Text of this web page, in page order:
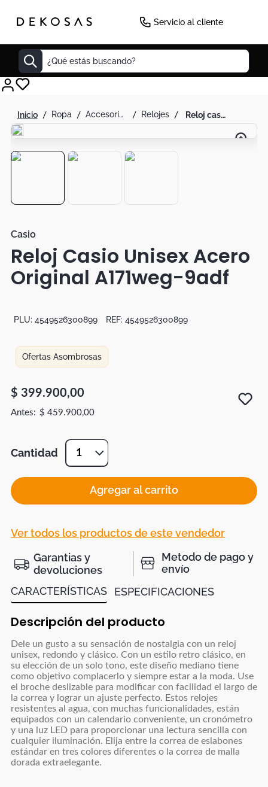
Servicio al cliente
¿Qué estás buscando?
ropa accesorios de moda relojes reloj casio unisex acero original a171weg-9adf
Casio
Reloj Casio Unisex Acero
Original A171weg-9adf
PLU: 4549526300899 REF: 4549526300899
Ofertas Asombrosas
$ 399.900,00
$ 459.900,00
Cantidad 1
Agregar al carrito
Ver todos los productos de este vendedor
Garantias y
devoluciones
Metodo de pago y
envío
CARACTERÍSTICAS
ESPECIFICACIONES
Descripción del producto
Dele un gusto a su sensación de nostalgia con un reloj
unisex, redondo y clásico. Con un estilo retro clásico, en
su elección de un solo tono, este diseño mediano tiene
como objetivo complacerlo y siempre estar a la moda. Use
el broche deslizable para modificar con facilidad el largo de
la correa y lograr un ajuste perfecto. Estos relojes
resistentes al agua, con muchas funcionalidades, están
equipados con un calendario conveniente, un cronómetro
y una luz LED para proporcionar una lectura sencilla con
cualquier iluminación. Elija entre la correa de eslabones
estándar en tres colores diferentes o la correa de malla
dorada extraelegante.
Decoracion
Cuadro
Sillas
Duvet
Botas